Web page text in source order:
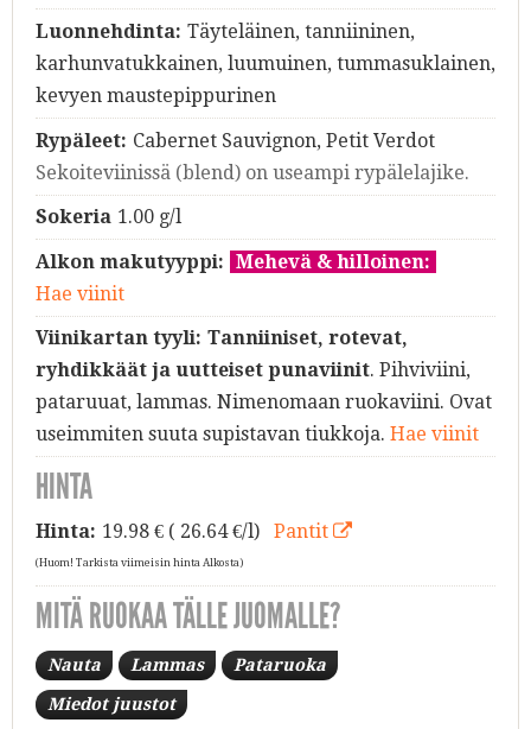
Luonnehdinta: Täyteläinen, tanniininen,
karhunvatukkainen, luumuinen, tummasuklainen,
kevyen maustepippurinen
Rypäleet: Cabernet Sauvignon, Petit Verdot​
Sekoiteviinissä (blend) on useampi rypälelajike.
Sokeria 1.00 g/l
Alkon makutyyppi: Mehevä & hilloinen:
Hae viinit
Viinikartan tyyli: Tanniiniset, rotevat,
ryhdikkäät ja uutteiset punaviinit. Pihviviini,
pataruuat, lammas. Nimenomaan ruokaviini. Ovat
useimmiten suuta supistavan tiukkoja. Hae viinit
HINTA
Hinta: 19.98€ ( 26.64 €/l) Pantit
(Huom! Tarkista viimeisin hinta Alkosta)
MITÄ RUOKAA TÄLLE JUOMALLE?
Nauta Lammas Pataruoka
Miedot juustot